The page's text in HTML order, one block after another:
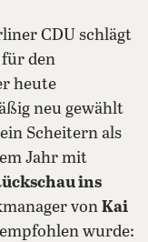
CDU schlägt
für den
heute
neu gewählt
Scheitern als
Jahr mit
ins
von Kai
wurde: